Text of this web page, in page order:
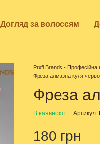
Догляд за волоссям
Profi Brands - Професійна
Фреза алмазна куля
Фреза
В наявності Артикул:
180 грн